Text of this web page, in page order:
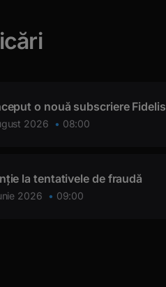
o nouă subscriere Fidelis
2026 08:00
la tentativele de fraudă
2026 09:00